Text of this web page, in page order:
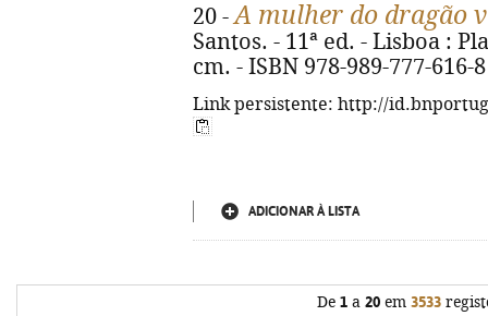
20 -A mulher do dragão
Santos. - 11ª ed. - Lisboa :
cm. - ISBN 978-989-777-616-8
Link persistente: http://
ADICIONAR À LISTA
De 1a 20em 3533